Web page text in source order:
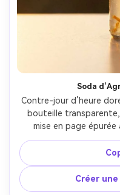
Soda
Contre-jour d’heure
bouteille transparente,
mise en page
espace logo, lumière
70mm, prise de vue
mood chaleureux et
réalistes, haute
Créer